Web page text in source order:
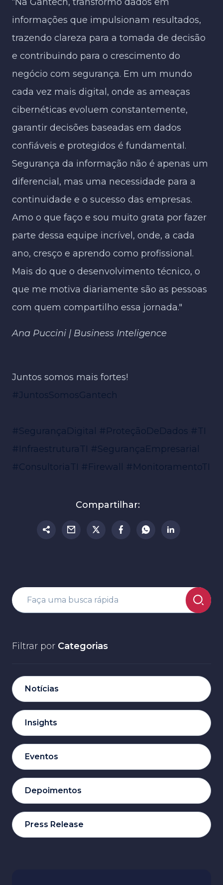
informações que impulsionam resultados,
trazendo clareza para a tomada de decisão
e contribuindo para o crescimento do
negócio com segurança. Em um mundo
cada vez mais digital, onde as ameaças
cibernéticas evoluem constantemente,
garantir decisões baseadas em dados
confiáveis e protegidos é fundamental.
Segurança da informação não é apenas um
diferencial, mas uma necessidade para a
continuidade e o sucesso das empresas.
Amo o que faço e sou muito grata por fazer
parte dessa equipe incrível, onde, a cada
ano, cresço e aprendo como profissional.
Mais do que o desenvolvimento técnico, o
que me motiva diariamente são as pessoas
com quem compartilho essa jornada."
Ana Puccini | Business Inteligence
Juntos somos mais fortes!
#JuntosSomosGantech
#SegurançaDigital #ProteçãoDeDados #TI
#InfraestruturaTI #SegurançaEmpresarial
#ConsultoriaTI #Firewall #MonitoramentoTI
Compartilhar:
Filtrar por Categorias
Notícias
Insights
Eventos
Depoimentos
Press Release